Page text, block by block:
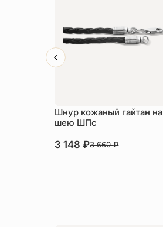
Шнур кожаный гайтан на
шею ШПс
3 148₽3 660₽